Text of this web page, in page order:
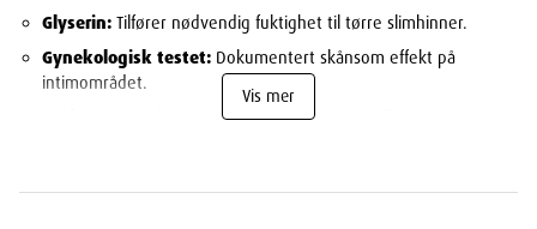
Glyserin: Tilfører nødvendig fuktighet til tørre slimhinner.
Gynekologisk testet: Dokumentert skånsom effekt på
intimområdet.
Påfør en liten mengde gel på det aktuelle området ved
Viktige merker:
Vis mer